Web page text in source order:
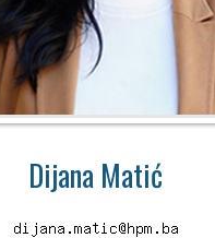
Dijana Matić